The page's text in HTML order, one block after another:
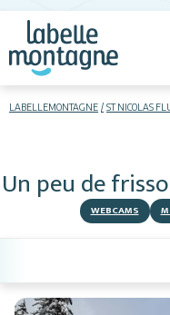
LABELLEMONTAGNE ST NICOLAS
Un peu de
WEBCAMS
Skier